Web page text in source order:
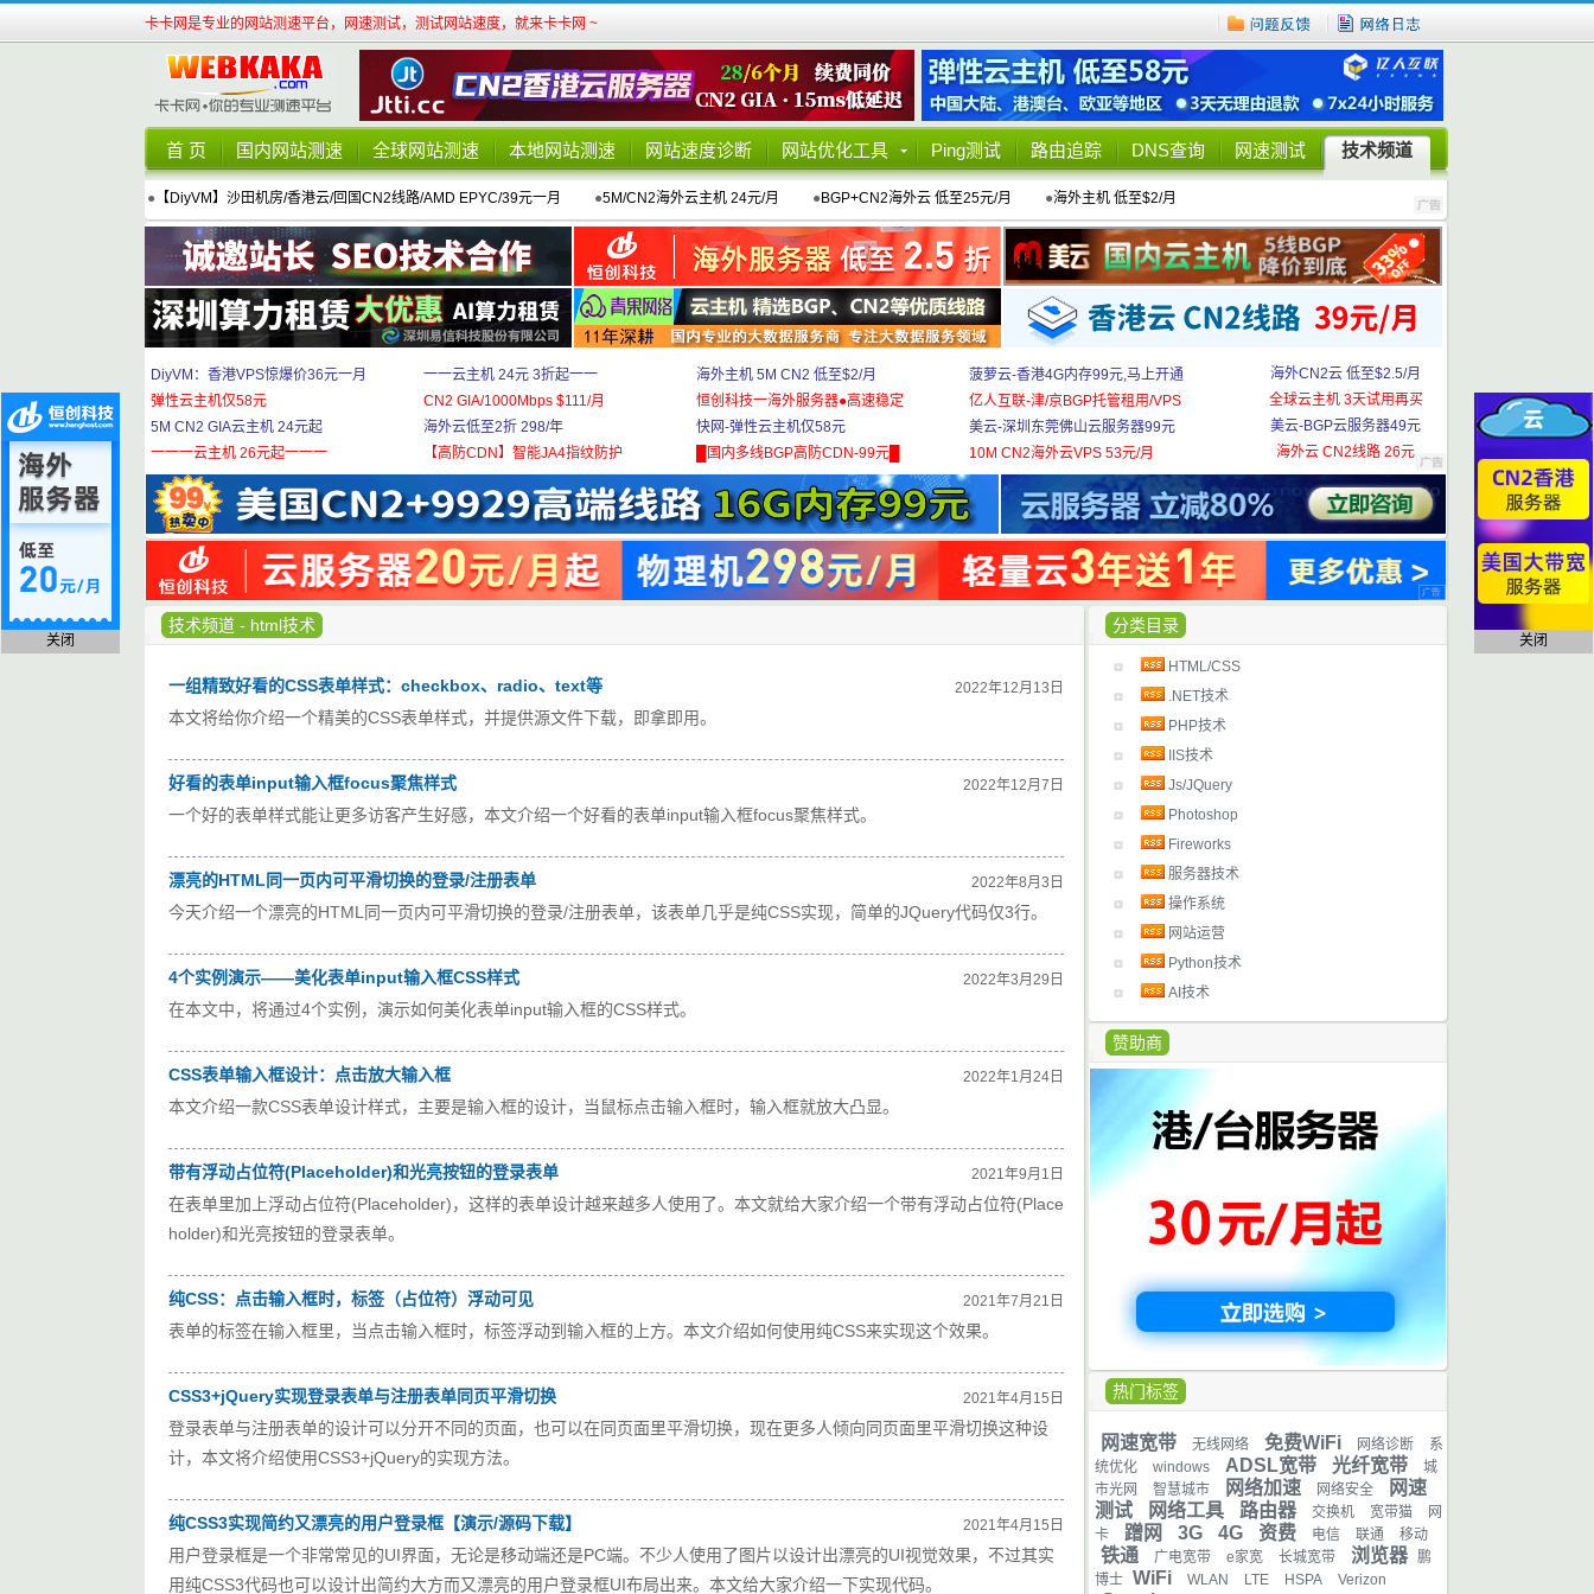
卡卡网是专业的网站测速平台，网速测试，测试网站速度，就来卡卡网 ~
首 页 国内网站测速 全球网站测速 本地网站测速 网站速度诊断 网站优化工具 Ping测试 路由追踪 DNS查询 网速测试 技术频道
● 【DiyVM】沙田机房/香港云/回国CN2线路/AMD EPYC/39元一月 ●5M/CN2海外云主机 24元/月 ●BGP+CN2海外云 低至25元/月 ●海外主机 低至$2/月
DiyVM：香港VPS惊爆价36元一月
弹性云主机仅58元
5M CN2 GIA云主机 24元起
一一一云主机 26元起一一一
一一云主机 24元 3折起一一
CN2 GIA/1000Mbps $111/月
海外云低至2折 298/年
【高防CDN】智能JA4指纹防护
海外主机 5M CN2 低至$2/月
恒创科技一海外服务器●高速稳定
快网-弹性云主机仅58元
█国内多线BGP高防CDN-99元█
菠萝云-香港4G内存99元,马上开通
亿人互联-津/京BGP托管租用/VPS
美云-深圳东莞佛山云服务器99元
10M CN2海外云VPS 53元/月
海外CN2云 低至$2.5/月
全球云主机 3天试用再买
美云-BGP云服务器49元
海外云 CN2线路 26元
分类目录
HTML/CSS
.NET技术
PHP技术
IIS技术
Js/JQuery
Photoshop
Fireworks
服务器技术
操作系统
网站运营
Python技术
AI技术
赞助商
热门标签
网速宽带 无线网络 免费WiFi 网络诊断
系
统优化
windows ADSL宽带 光纤宽带
城
市光网
智慧城市 网络加速 网络安全
网速
测试
网络工具 路由器 交换机 宽带猫
网
卡
蹭网 3G 4G 资费 电信 联通 移动
铁通 广电宽带 e家宽 长城宽带 浏览器 鹏
博士 WiFi WLAN LTE HSPA Verizon
技术频道 - html技术
2022年12月13日
一组精致好看的CSS表单样式：checkbox、radio、text等
本文将给你介绍一个精美的CSS表单样式，并提供源文件下载，即拿即用。
2022年12月7日
好看的表单input输入框focus聚焦样式
一个好的表单样式能让更多访客产生好感，本文介绍一个好看的表单input输入框focus聚焦样式。
2022年8月3日
漂亮的HTML同一页内可平滑切换的登录/注册表单
今天介绍一个漂亮的HTML同一页内可平滑切换的登录/注册表单，该表单几乎是纯CSS实现，简单的JQuery代码仅3行。
2022年3月29日
4个实例演示——美化表单input输入框CSS样式
在本文中，将通过4个实例，演示如何美化表单input输入框的CSS样式。
2022年1月24日
CSS表单输入框设计：点击放大输入框
本文介绍一款CSS表单设计样式，主要是输入框的设计，当鼠标点击输入框时，输入框就放大凸显。
2021年9月1日
带有浮动占位符(Placeholder)和光亮按钮的登录表单
在表单里加上浮动占位符(Placeholder)，这样的表单设计越来越多人使用了。本文就给大家介绍一个带有浮动占位符(Place
holder)和光亮按钮的登录表单。
2021年7月21日
纯CSS：点击输入框时，标签（占位符）浮动可见
表单的标签在输入框里，当点击输入框时，标签浮动到输入框的上方。本文介绍如何使用纯CSS来实现这个效果。
2021年4月15日
CSS3+jQuery实现登录表单与注册表单同页平滑切换
登录表单与注册表单的设计可以分开不同的页面，也可以在同页面里平滑切换，现在更多人倾向同页面里平滑切换这种设
计，本文将介绍使用CSS3+jQuery的实现方法。
2021年4月15日
纯CSS3实现简约又漂亮的用户登录框【演示/源码下载】
用户登录框是一个非常常见的UI界面，无论是移动端还是PC端。不少人使用了图片以设计出漂亮的UI视觉效果，不过其实
用纯CSS3代码也可以设计出简约大方而又漂亮的用户登录框UI布局出来。本文给大家介绍一下实现代码。
关闭 关闭